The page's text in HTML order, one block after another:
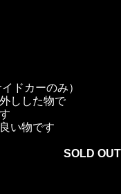
ドカーのみ）
しした物で
い物です
SOLD OUT